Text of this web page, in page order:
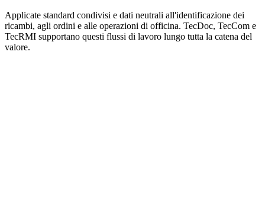
Applicate standard condivisi e dati neutrali all'identificazione dei
ricambi, agli ordini e alle operazioni di officina. TecDoc, TecCom e
TecRMI supportano questi flussi di lavoro lungo tutta la catena del
valore.